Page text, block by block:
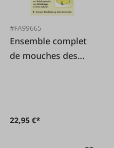
#FA99665
Ensemble complet
de mouches des
22,95 €*